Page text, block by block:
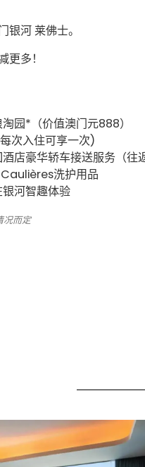
银河 莱佛士。
更多！
园*（价值澳门元888）
次入住可享一次)
店豪华轿车接送服务（往
洗护用品
河智趣体验​
况而定